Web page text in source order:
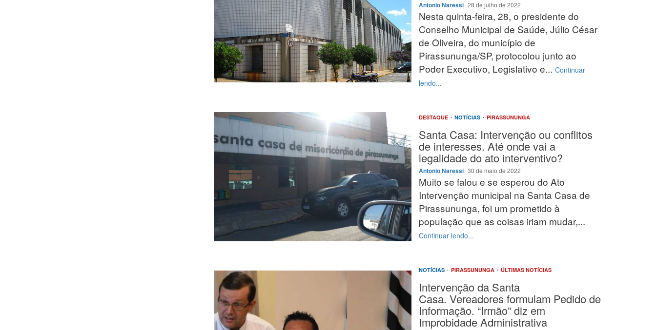
Antonio Naressi 28 de julho de 2022
Nesta quinta-feira, 28, o presidente do
Conselho Municipal de Saúde, Júlio César
de Oliveira, do município de
Pirassununga/SP, protocolou junto ao
Poder Executivo, Legislativo e... Continuar
lendo...
DESTAQUE NOTÍCIAS PIRASSUNUNGA
Santa Casa: Intervenção ou conflitos
de interesses. Até onde vai a
legalidade do ato interventivo?
Antonio Naressi 30 de maio de 2022
Muito se falou e se esperou do Ato
Intervenção municipal na Santa Casa de
Pirassununga, foi um prometido à
população que as coisas iriam mudar,...
Continuar lendo...
NOTÍCIAS PIRASSUNUNGA ÚLTIMAS NOTÍCIAS
Intervenção da Santa
Casa. Vereadores formulam Pedido de
Informação. “Irmão” diz em
Improbidade Administrativa